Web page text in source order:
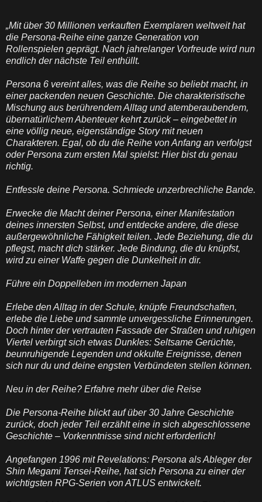
„Mit über 30 Millionen verkauften Exemplaren weltweit hat
die Persona-Reihe eine ganze Generation von
Rollenspielen geprägt. Nach jahrelanger Vorfreude wird nun
endlich der nächste Teil enthüllt.
Persona 6 vereint alles, was die Reihe so beliebt macht, in
einer packenden neuen Geschichte. Die charakteristische
Mischung aus berührendem Alltag und atemberaubendem,
übernatürlichem Abenteuer kehrt zurück – eingebettet in
eine völlig neue, eigenständige Story mit neuen
Charakteren. Egal, ob du die Reihe von Anfang an verfolgst
oder Persona zum ersten Mal spielst: Hier bist du genau
richtig.
Entfessle deine Persona. Schmiede unzerbrechliche Bande.
Erwecke die Macht deiner Persona, einer Manifestation
deines innersten Selbst, und entdecke andere, die diese
außergewöhnliche Fähigkeit teilen. Jede Beziehung, die du
pflegst, macht dich stärker. Jede Bindung, die du knüpfst,
wird zu einer Waffe gegen die Dunkelheit in dir.
Führe ein Doppelleben im modernen Japan
Erlebe den Alltag in der Schule, knüpfe Freundschaften,
erlebe die Liebe und sammle unvergessliche Erinnerungen.
Doch hinter der vertrauten Fassade der Straßen und ruhigen
Viertel verbirgt sich etwas Dunkles: Seltsame Gerüchte,
beunruhigende Legenden und okkulte Ereignisse, denen
sich nur du und deine engsten Verbündeten stellen können.
Neu in der Reihe? Erfahre mehr über die Reise
Die Persona-Reihe blickt auf über 30 Jahre Geschichte
zurück, doch jeder Teil erzählt eine in sich abgeschlossene
Geschichte – Vorkenntnisse sind nicht erforderlich!
Angefangen 1996 mit Revelations: Persona als Ableger der
Shin Megami Tensei-Reihe, hat sich Persona zu einer der
wichtigsten RPG-Serien von ATLUS entwickelt.